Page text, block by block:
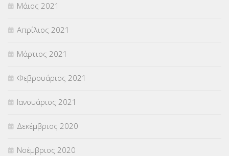
Μάιος 2021
Απρίλιος 2021
Μάρτιος 2021
Φεβρουάριος 2021
Ιανουάριος 2021
Δεκέμβριος 2020
Νοέμβριος 2020